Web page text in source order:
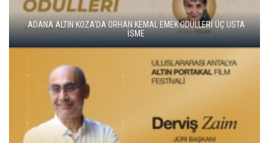
ALTIN KOZA'NIN ONUR ÖDÜLLERİ FERZAN ÖZPETEK VE VAHİDE
PERÇİN'İN